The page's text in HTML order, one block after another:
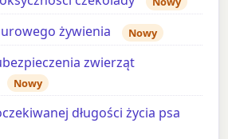
żywienia Nowy
zwierząt
Nowy
długości życia psa